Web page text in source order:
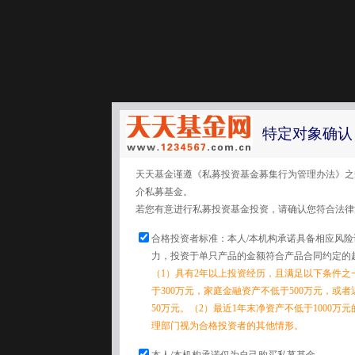
特定对象确认
天天基金谨遵《私募投资基金募集行为管理办法》
介私募基金。
若您有意进行私募投资基金投资，请确认您符合法
合格投资者标准：本人/本机构承诺具备相应风
力，投资于单只产品的金额符合产品合同约定的
（1）具有2年以上投资经历，且满足以下条件
于300万元，家庭金融资产不低于500万元，或
50万元。（2）最近1年末净资产不低于1000万
理部门视为合格投资者的其他情形。